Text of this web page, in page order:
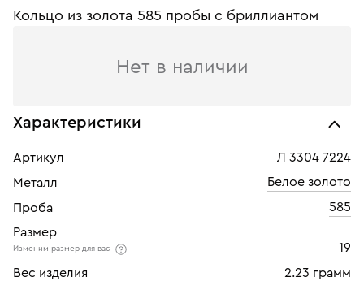
Кольцо из золота 585 пробы с бриллиантом
Нет в наличии
Характеристики
Артикул
Л 3304 7224
Металл
Белое золото
Проба
585
Размер
Изменим размер для вас
19
Вес изделия
2.23 грамм